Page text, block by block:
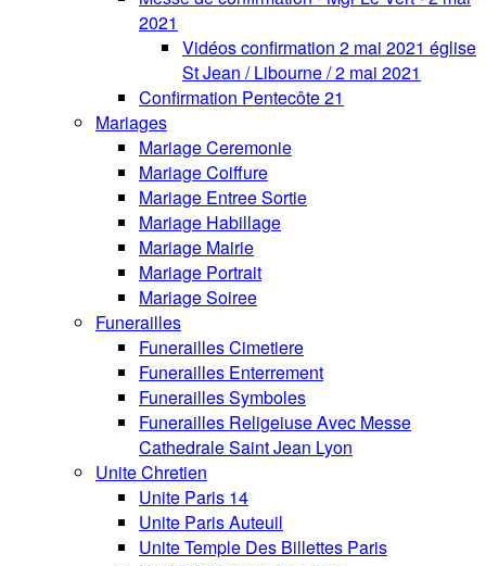
2021
Vidéos confirmation 2 mai 2021 église
St Jean / Libourne / 2 mai 2021
Confirmation Pentecôte 21
Mariages
Mariage Ceremonie
Mariage Coiffure
Mariage Entree Sortie
Mariage Habillage
Mariage Mairie
Mariage Portrait
Mariage Soiree
Funerailles
Funerailles Cimetiere
Funerailles Enterrement
Funerailles Symboles
Funerailles Religeiuse Avec Messe
Cathedrale Saint Jean Lyon
Unite Chretien
Unite Paris 14
Unite Paris Auteuil
Unite Temple Des Billettes Paris